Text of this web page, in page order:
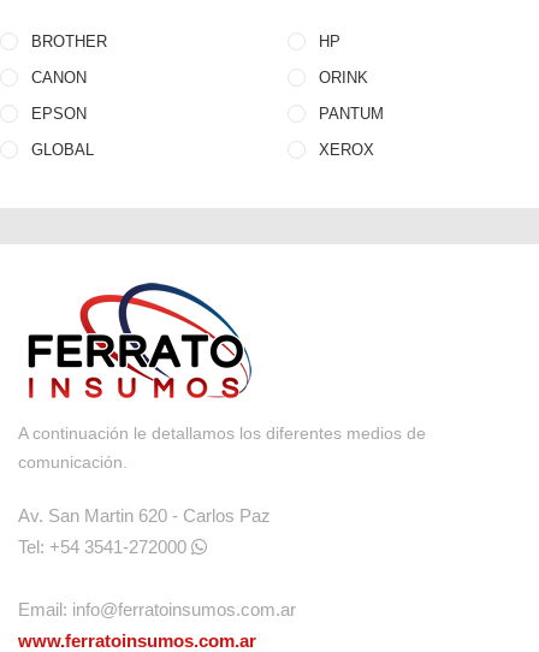
BROTHER
CANON
EPSON
GLOBAL
HP
ORINK
PANTUM
XEROX
A continuación le detallamos los diferentes medios de
comunicación.
Av. San Martin 620 - Carlos Paz
Tel: +54 3541-272000
Email: info@ferratoinsumos.com.ar
www.ferratoinsumos.com.ar